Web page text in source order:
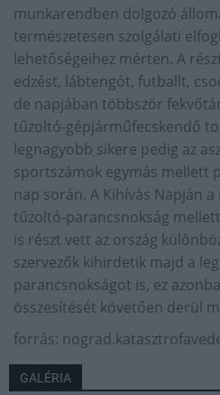
munkarendben dolgozó
természetesen szolgálati
lehetőségeihez mérten. A
edzést, lábtengót, futballt,
de napjában többször
tűzoltó-gépjárműfecskendő
legnagyobb sikere pedig az
sportszámok egymás mellett
nap során. A Kihívás Napján
tűzoltó-parancsnokság
is részt vett az ország
szervezők kihirdetik majd a
parancsnokságot is, ez
összesítését követően derül
forrás:
GALÉRIA